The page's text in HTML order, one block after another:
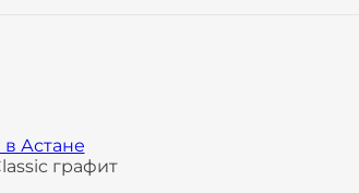
Астане
графит